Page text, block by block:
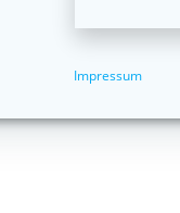
Impressum